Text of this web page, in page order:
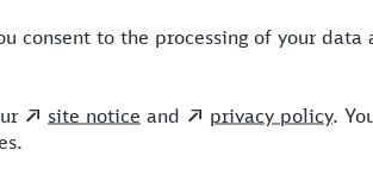
NBE,RE,ICE